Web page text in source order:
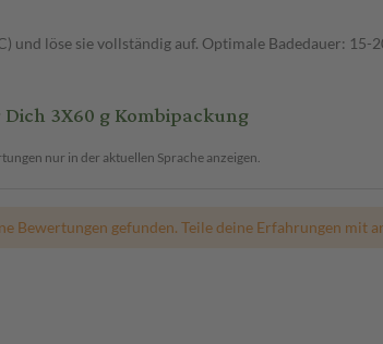
und löse sie vollständig auf. Optimale Badedauer: 15-
3X60 g Kombipackung
nur in der aktuellen Sprache anzeigen.
Bewertungen gefunden. Teile deine Erfahrungen mit